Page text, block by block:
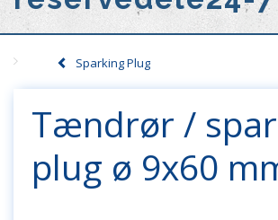
Sparking Plug
Tændrør /
plug ø 9x60